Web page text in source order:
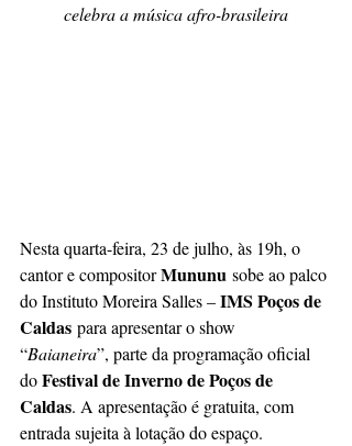
celebra a música afro-brasileira
Nesta quarta-feira, 23 de julho, às 19h, o
cantor e compositor Mununu sobe ao palco
do Instituto Moreira Salles – IMS Poços de
Caldas para apresentar o show
“Baianeira”, parte da programação oficial
do Festival de Inverno de Poços de
Caldas. A apresentação é gratuita, com
entrada sujeita à lotação do espaço.